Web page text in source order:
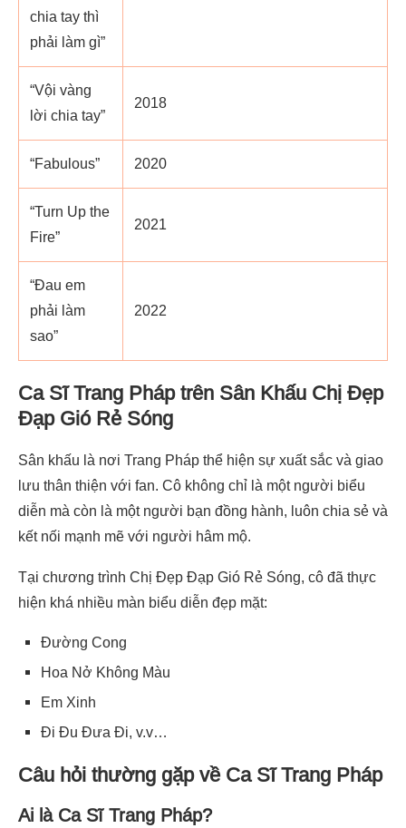
chia tay thì
phải làm gì”
“Vội vàng
lời chia tay”
2018
“Fabulous” 2020
“Turn Up the
Fire”
2021
“Đau em
phải làm
sao”
2022
Ca Sĩ Trang Pháp trên Sân Khấu Chị Đẹp
Đạp Gió Rẻ Sóng
Sân khấu là nơi Trang Pháp thể hiện sự xuất sắc và giao
lưu thân thiện với fan. Cô không chỉ là một người biểu
diễn mà còn là một người bạn đồng hành, luôn chia sẻ và
kết nối mạnh mẽ với người hâm mộ.
Tại chương trình Chị Đẹp Đạp Gió Rẻ Sóng, cô đã thực
hiện khá nhiều màn biểu diễn đẹp mặt:
Đường Cong
Hoa Nở Không Màu
Em Xinh
Đi Đu Đưa Đi, v.v…
Câu hỏi thường gặp về Ca Sĩ Trang Pháp
Ai là Ca Sĩ Trang Pháp?